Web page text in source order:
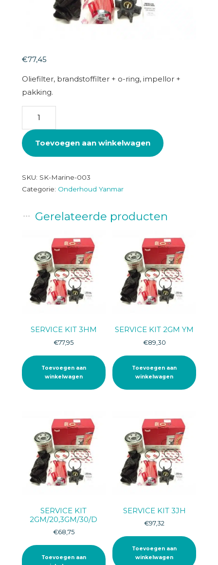
€77,45
Oliefilter, brandstoffilter + o-ring, impellor +
pakking.
2GM/20F,3GM/30F
aantal
Toevoegen aan winkelwagen
SKU: SK-Marine-003
Categorie: Onderhoud Yanmar
Gerelateerde producten
SERVICE KIT 3HM
€77,95
Toevoegen aan
winkelwagen
SERVICE KIT 2GM YM
€89,30
Toevoegen aan
winkelwagen
SERVICE KIT
2GM/20,3GM/30/D
€68,75
Toevoegen aan
SERVICE KIT 3JH
€97,32
Toevoegen aan
winkelwagen